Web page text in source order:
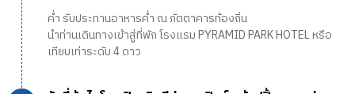
ค่ำ รับประทานอาหารค่ำ ณ ภัตตาคารท้องถิ่น
นำท่านเดินทางเข้าสู่ที่พัก โรงแรม PYRAMID PARK HOTEL หรือ
เทียบเท่าระดับ 4 ดาว